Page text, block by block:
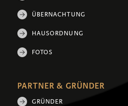
ÜBERNACHTUNG
HAUSORDNUNG
FOTOS
PARTNER & GRÜNDER
GRÜNDER